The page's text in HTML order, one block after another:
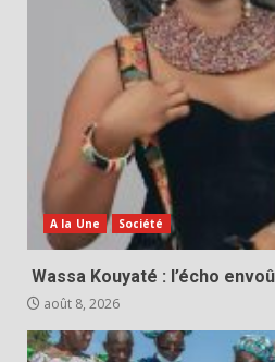
A la Une Société
Wassa Kouyaté : l’écho
août 8, 2026